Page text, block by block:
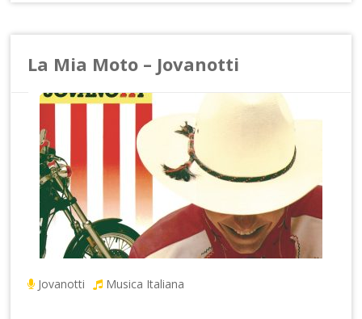
La Mia Moto – Jovanotti
Jovanotti Musica Italiana